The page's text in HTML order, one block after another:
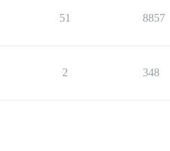
51 8857
2 348